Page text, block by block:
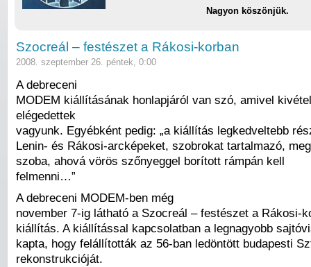
Nagyon köszönjük.
Szocreál – festészet a Rákosi-korban
2008. szeptember 26. péntek, 0:00
A debreceni
MODEM kiállításának honlapjáról van szó, amivel
elégedettek
vagyunk. Egyébként pedig: „a kiállítás legkedveltebb
Lenin- és Rákosi-arcképeket, szobrokat tartalmazó,
szoba, ahová vörös szőnyeggel borított rámpán kell
felmenni…”
A debreceni MODEM-ben még
november 7-ig látható a Szocreál – festészet a Rákosi-
kiállítás. A kiállítással kapcsolatban a legnagyobb
kapta, hogy felállították az 56-ban ledöntött budapesti
rekonstrukcióját.